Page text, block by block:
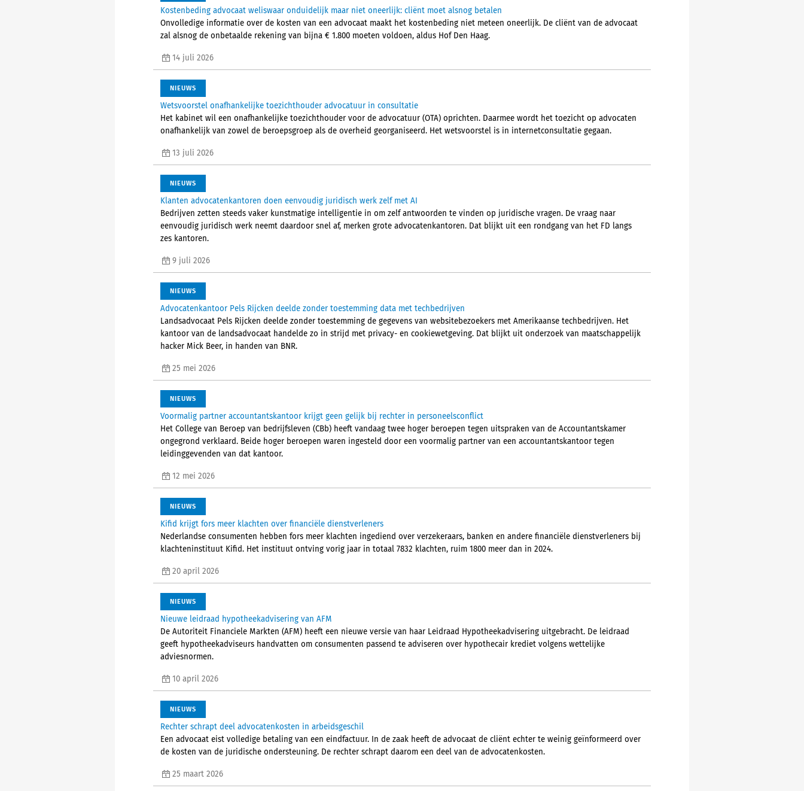
Kostenbeding advocaat weliswaar onduidelijk maar niet oneerlijk: cliënt moet alsnog betalen
Onvolledige informatie over de kosten van een advocaat maakt het kostenbeding niet meteen oneerlijk. De cliënt van de advocaat
zal alsnog de onbetaalde rekening van bijna € 1.800 moeten voldoen, aldus Hof Den Haag.
14 juli 2026
NIEUWS
Wetsvoorstel onafhankelijke toezichthouder advocatuur in consultatie
Het kabinet wil een onafhankelijke toezichthouder voor de advocatuur (OTA) oprichten. Daarmee wordt het toezicht op advocaten
onafhankelijk van zowel de beroepsgroep als de overheid georganiseerd. Het wetsvoorstel is in internetconsultatie gegaan.
13 juli 2026
NIEUWS
Klanten advocatenkantoren doen eenvoudig juridisch werk zelf met AI
Bedrijven zetten steeds vaker kunstmatige intelligentie in om zelf antwoorden te vinden op juridische vragen. De vraag naar
eenvoudig juridisch werk neemt daardoor snel af, merken grote advocatenkantoren. Dat blijkt uit een rondgang van het FD langs
zes kantoren.
9 juli 2026
NIEUWS
Advocatenkantoor Pels Rijcken deelde zonder toestemming data met techbedrijven
Landsadvocaat Pels Rijcken deelde zonder toestemming de gegevens van websitebezoekers met Amerikaanse techbedrijven. Het
kantoor van de landsadvocaat handelde zo in strijd met privacy- en cookiewetgeving. Dat blijkt uit onderzoek van maatschappelijk
hacker Mick Beer, in handen van BNR.
25 mei 2026
NIEUWS
Voormalig partner accountantskantoor krijgt geen gelijk bij rechter in personeelsconflict
Het College van Beroep van bedrijfsleven (CBb) heeft vandaag twee hoger beroepen tegen uitspraken van de Accountantskamer
ongegrond verklaard. Beide hoger beroepen waren ingesteld door een voormalig partner van een accountantskantoor tegen
leidinggevenden van dat kantoor.
12 mei 2026
NIEUWS
Kifid krijgt fors meer klachten over financiële dienstverleners
Nederlandse consumenten hebben fors meer klachten ingediend over verzekeraars, banken en andere financiële dienstverleners bij
klachteninstituut Kifid. Het instituut ontving vorig jaar in totaal 7832 klachten, ruim 1800 meer dan in 2024.
20 april 2026
NIEUWS
Nieuwe leidraad hypotheekadvisering van AFM
De Autoriteit Financiele Markten (AFM) heeft een nieuwe versie van haar Leidraad Hypotheekadvisering uitgebracht. De leidraad
geeft hypotheekadviseurs handvatten om consumenten passend te adviseren over hypothecair krediet volgens wettelijke
adviesnormen.
10 april 2026
NIEUWS
Rechter schrapt deel advocatenkosten in arbeidsgeschil
Een advocaat eist volledige betaling van een eindfactuur. In de zaak heeft de advocaat de cliënt echter te weinig geïnformeerd over
de kosten van de juridische ondersteuning. De rechter schrapt daarom een deel van de advocatenkosten.
25 maart 2026